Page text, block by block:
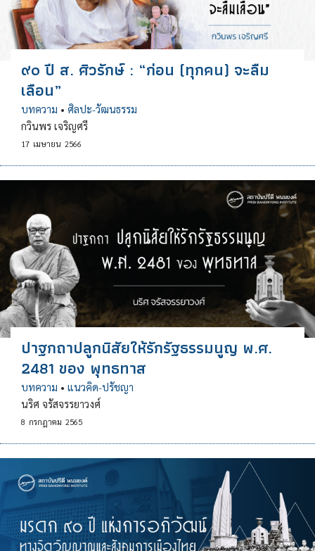
๙๐ ปี ส. ศิวรักษ์ : “ก่อน (ทุกคน) จะลืม
เลือน”
บทความ • ศิลปะ-วัฒนธรรม
กวินพร เจริญศรี
17 เมษายน 2566
ปาฐกถาปลูกนิสัยให้รักรัฐธรรมนูญ พ.ศ.
2481 ของ พุทธทาส
บทความ • แนวคิด-ปรัชญา
นริศ จรัสจรรยาวงศ์
8 กรกฎาคม 2565